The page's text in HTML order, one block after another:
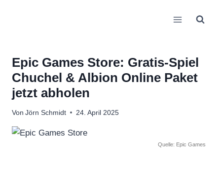
Epic Games Store: Gratis-Spiel
Chuchel & Albion Online Paket
jetzt abholen
Von Jörn Schmidt 24. April 2025
Quelle: Epic Games